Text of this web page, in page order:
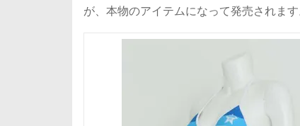
が、本物のアイテムになって発売されます